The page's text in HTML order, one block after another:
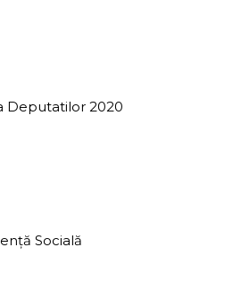
Deputatilor 2020
Socială